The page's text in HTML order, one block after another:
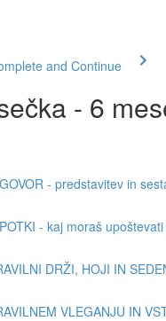
and Continue
- 6
- predstavitev in
- kaj moraš
DRŽI, HOJI IN
VLEGANJU IN